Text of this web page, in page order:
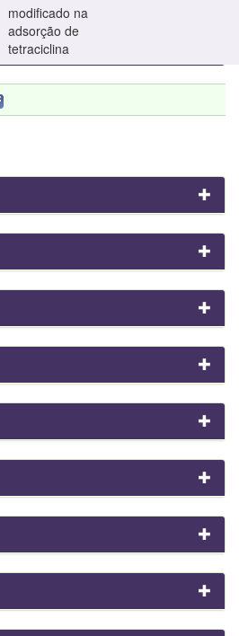
modificado na
adsorção de
tetraciclina